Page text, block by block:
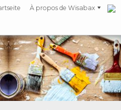
À propos de Wisabax